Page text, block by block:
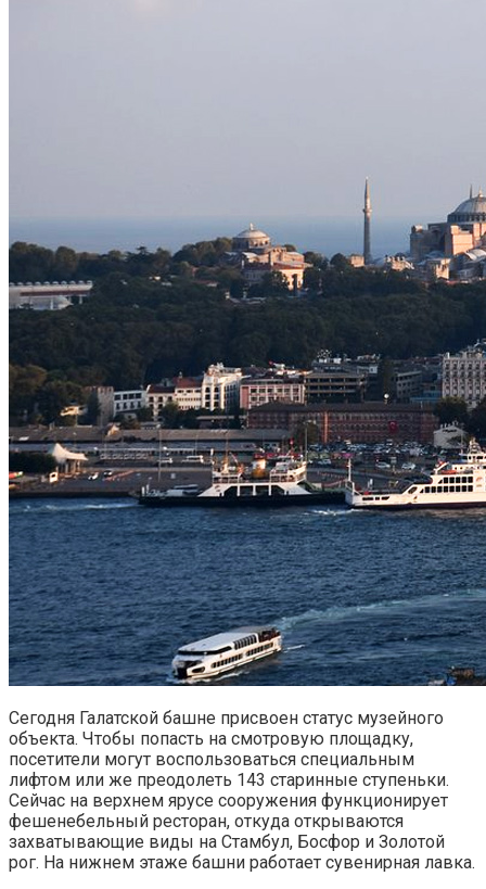
Сегодня Галатской башне присвоен статус музейного
объекта. Чтобы попасть на смотровую площадку,
посетители могут воспользоваться специальным
лифтом или же преодолеть 143 старинные ступеньки.
Сейчас на верхнем ярусе сооружения функционирует
фешенебельный ресторан, откуда открываются
захватывающие виды на Стамбул, Босфор и Золотой
рог. На нижнем этаже башни работает сувенирная лавка.